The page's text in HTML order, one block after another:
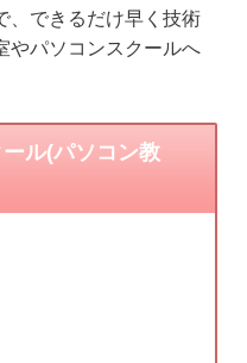
、できるだけ早く技術
やパソコンスクールへ
ル(パソコン教